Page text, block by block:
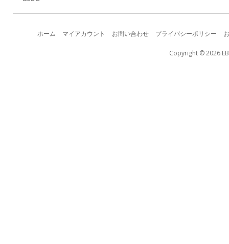
ホーム マイアカウント お問い合わせ プライバシーポリシー
Copyright © 2026